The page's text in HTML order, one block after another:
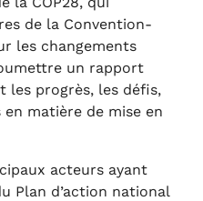
de la Convention-
les changements
un rapport
les progrès, les défis,
matière de mise en
acteurs ayant
Plan d’action national